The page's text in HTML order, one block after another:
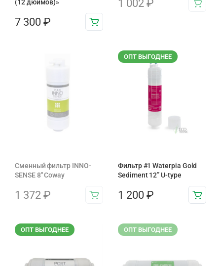
(12 дюймов)»
7 300 ₽
1 002 ₽
Сменный фильтр INNO-
SENSE 8" Coway
1 372 ₽
ОПТ ВЫГОДНЕЕ
Фильтр #1 Waterpia Gold
Sediment 12” U-type
1 200 ₽
ОПТ ВЫГОДНЕЕ ОПТ ВЫГОДНЕЕ